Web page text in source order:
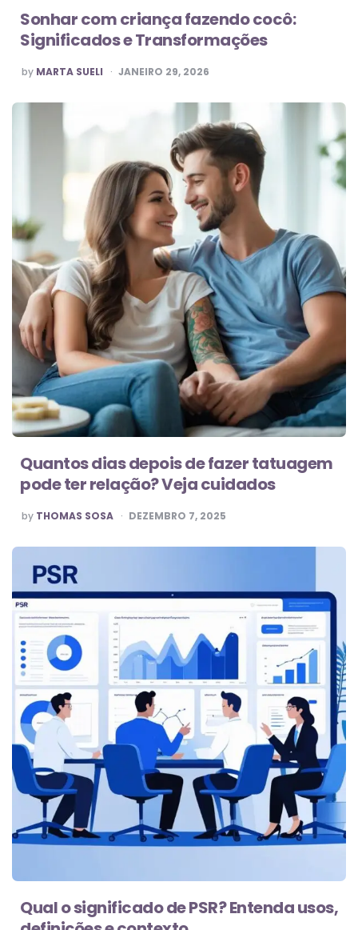
Sonhar com criança fazendo cocô:
Significados e Transformações
POSTED
BY
by MARTA SUELI JANEIRO 29, 2026
Quantos dias depois de fazer tatuagem
pode ter relação? Veja cuidados
POSTED
BY
by THOMAS SOSA DEZEMBRO 7, 2025
Qual o significado de PSR? Entenda usos,